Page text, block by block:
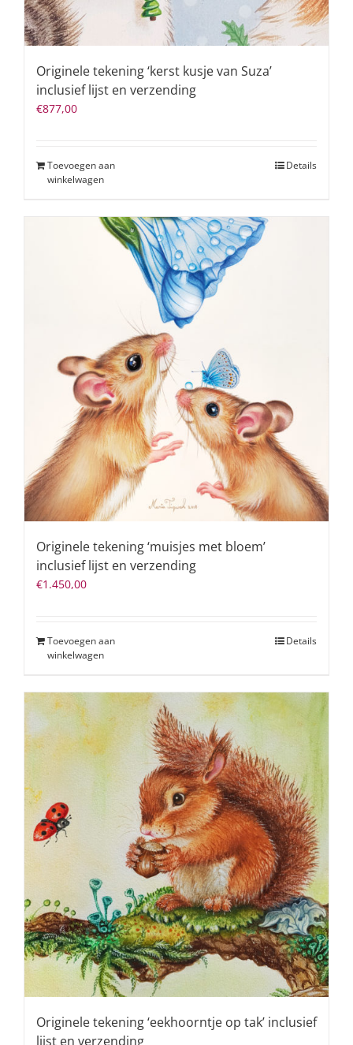
Originele tekening ‘kerst kusje van Suza’
inclusief lijst en verzending
€877,00
Toevoegen aan
winkelwagen
Details
Originele tekening ‘muisjes met bloem’
inclusief lijst en verzending
€1.450,00
Toevoegen aan
winkelwagen
Details
Originele tekening ‘eekhoorntje op tak’ inclusief
lijst en verzending